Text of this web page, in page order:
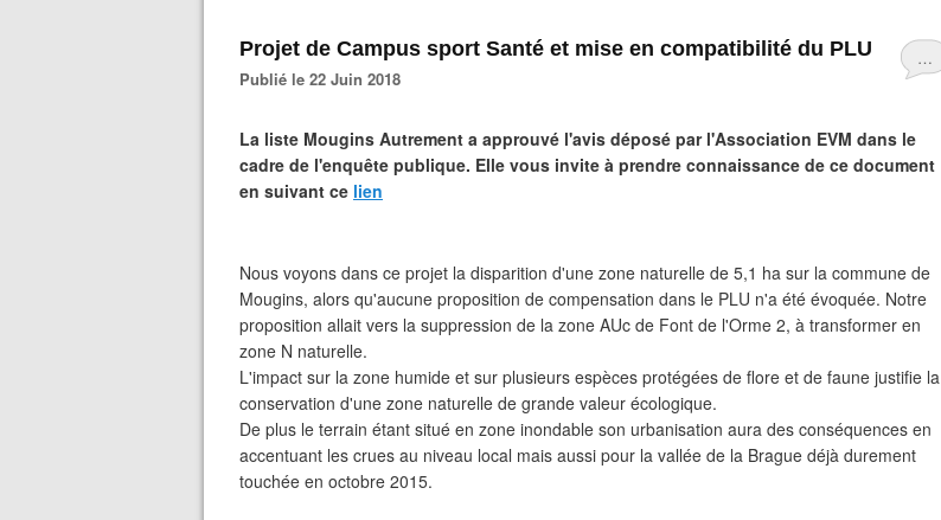
…
Projet de Campus sport Santé et mise en compatibilité du PLU
Publié le 22 Juin 2018
La liste Mougins Autrement a approuvé l'avis déposé par l'Association EVM dans le
cadre de l'enquête publique. Elle vous invite à prendre connaissance de ce document
en suivant ce lien
Nous voyons dans ce projet la disparition d'une zone naturelle de 5,1 ha sur la commune de
Mougins, alors qu'aucune proposition de compensation dans le PLU n'a été évoquée. Notre
proposition allait vers la suppression de la zone AUc de Font de l'Orme 2, à transformer en
zone N naturelle.
L'impact sur la zone humide et sur plusieurs espèces protégées de flore et de faune justifie la
conservation d'une zone naturelle de grande valeur écologique.
De plus le terrain étant situé en zone inondable son urbanisation aura des conséquences en
accentuant les crues au niveau local mais aussi pour la vallée de la Brague déjà durement
touchée en octobre 2015.